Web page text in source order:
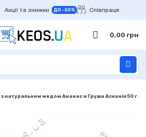
Акції та знижки ДО -50% Співпраця
0.00 грн
з натуральним медом Ананас и Груша Асканія 50 г.